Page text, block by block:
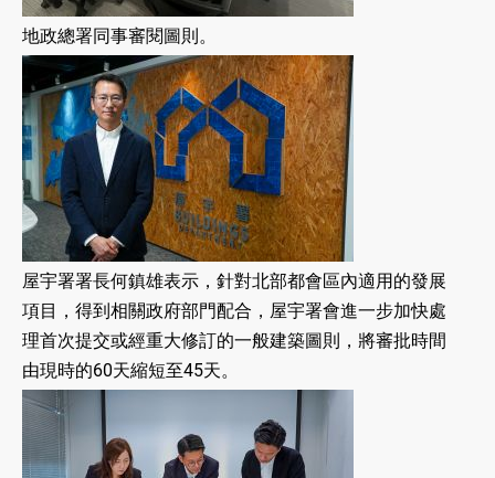
地政總署同事審閱圖則。
屋宇署署長何鎮雄表示，針對北部都會區內適用的發展
項目，得到相關政府部門配合，屋宇署會進一步加快處
理首次提交或經重大修訂的一般建築圖則，將審批時間
由現時的60天縮短至45天。